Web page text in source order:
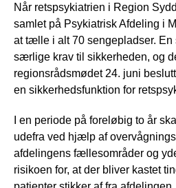
Når retspsykiatrien i Region
samlet på Psykiatrisk Afdeling i
at tælle i alt 70 sengepladser. En
særlige krav til sikkerheden, og
regionsrådsmødet 24. juni
en sikkerhedsfunktion for
I en periode på foreløbig to år
udefra ved hjælp af
afdelingens fællesområder og
risikoen for, at der bliver kastet